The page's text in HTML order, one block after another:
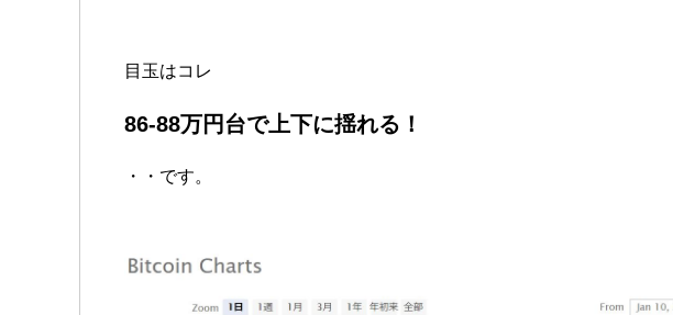
目玉はコレ
86-88万円台で上下に揺れる！
・・です。